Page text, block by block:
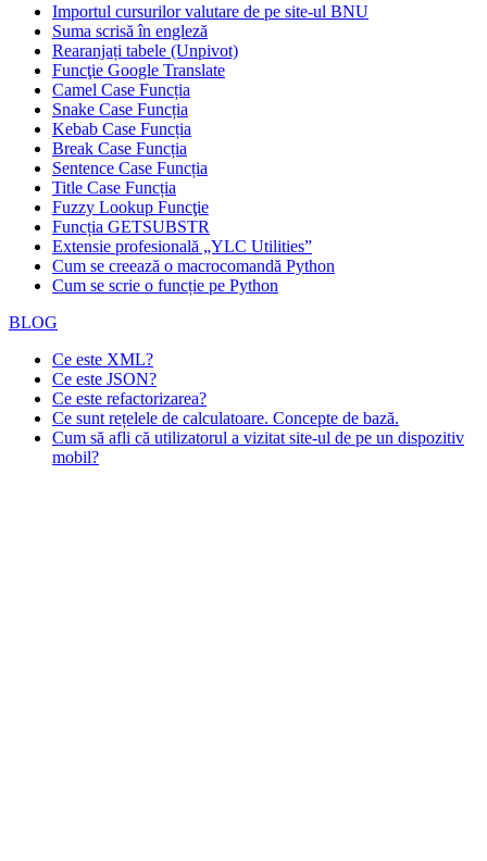
Importul cursurilor valutare de pe site-ul BNU
Suma scrisă în engleză
Rearanjați tabele (Unpivot)
Funcţie Google Translate
Camel Case Funcția
Snake Case Funcția
Kebab Case Funcția
Break Case Funcția
Sentence Case Funcția
Title Case Funcția
Fuzzy Lookup Funcţie
Funcția GETSUBSTR
Extensie profesională „YLC Utilities”
Cum se creează o macrocomandă Python
Cum se scrie o funcție pe Python
BLOG
Ce este XML?
Ce este JSON?
Ce este refactorizarea?
Ce sunt rețelele de calculatoare. Concepte de bază.
Cum să afli că utilizatorul a vizitat site-ul de pe un dispozitiv
mobil?